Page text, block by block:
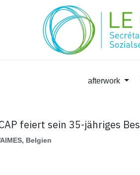
afterwork
feiert sein 35-jähriges
, Belgien